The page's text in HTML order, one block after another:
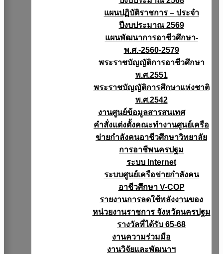
แผนปฏิบัติราชการ – ประจำ
ปีงบประมาณ 2569
แผนพัฒนาการอาชีวศึกษา-
พ.ศ.-2560-2579
พระราชบัญญัติการอาชีวศึกษา
พ.ศ.2551
พระราชบัญญัติการศึกษาแห่งชาติ
พ.ศ.2542
งานศูนย์ข้อมูลสารสนเทศ
คำสั่งแต่งตั้งคณะทำงานศูนย์เครือ
ข่ายกำลังคนอาชีวศึกษาวิทยาลัย
การอาชีพนครปฐม
ระบบ Internet
ระบบศูนย์เครือข่ายกำลังคน
อาชีวศึกษา V-COP
รายงานการลดใช้พลังงานของ
หน่วยงานราชการ จังหวัดนครปฐม
รางวัลที่ได้รับ 65-68
งานความร่วมมือ
งานวิจัยเเละพัฒนาฯ